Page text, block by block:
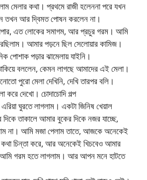
মেলার কথা। প্রথমে রাজী হলেননা পরে যখন
তখন আর দ্বিমত পোষন করলেন না।
এত লোকের সমাগম, আর প্রচুর গরম। আমি
আমার পড়নে ছিল সেলোয়ার কামিজ।
পোশাক পড়ার ঝামেলায় যাইনি।
বললেন, কেমন লাগছে আমাদের এই মেলা।
পুরো মেলা দেখিনি, দেখি তারপর বলি।
করে দেখো। চোদাচোদি গল্প
ঘুরতে লাগলাম। একটা জিনিষ খেয়াল
তাকালে আমার বুকের দিকে নজর যাচ্ছে,
না। আমি মজা পেলাম তাতে, আজকে অনেকেই
চিন্তা করে, আর অনেকেই খিচবেও আমার
গরম হতে লাগলাম। আর আপন মনে হাটতে